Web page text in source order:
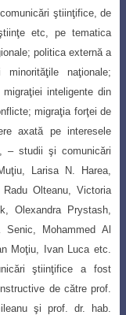
ştiinţifice, de
etc, pe tematica
politica externă a
naţionale;
inteligente din
migraţia forţei de
axată pe interesele
– studii şi comunicări
Larisa N. Harea,
Olteanu, Victoria
Olexandra Prystash,
Senic, Mohammed Al
Moţiu, Ivan Luca etc.
ştiinţifice a fost
de către prof.
şi prof. dr. hab.